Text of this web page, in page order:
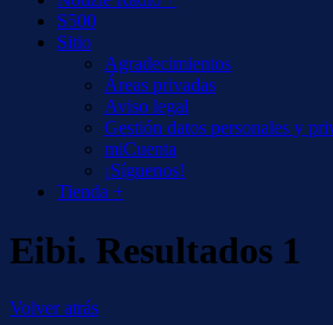
S500
Sitio
Agradecimientos
Áreas privadas
Aviso legal
Gestión datos personales y
miCuenta
¡Síguenos!
Tienda +
Eibi. Resultados 1
Volver atrás